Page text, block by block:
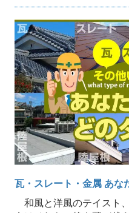
瓦・スレート・金属 あな
和風と洋風のテイスト